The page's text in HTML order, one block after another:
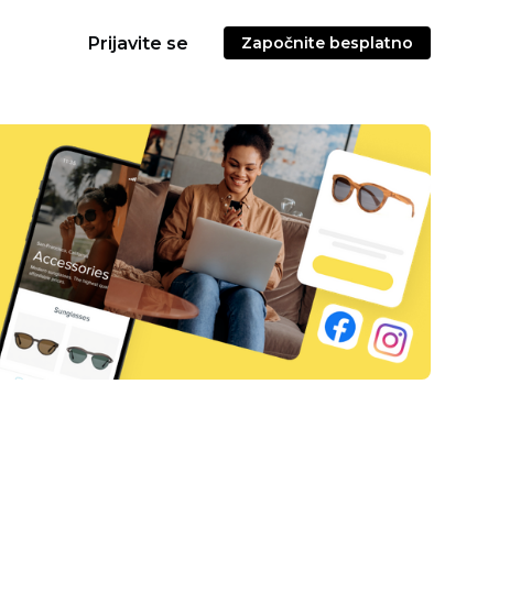
Prijavite se Započnite besplatno